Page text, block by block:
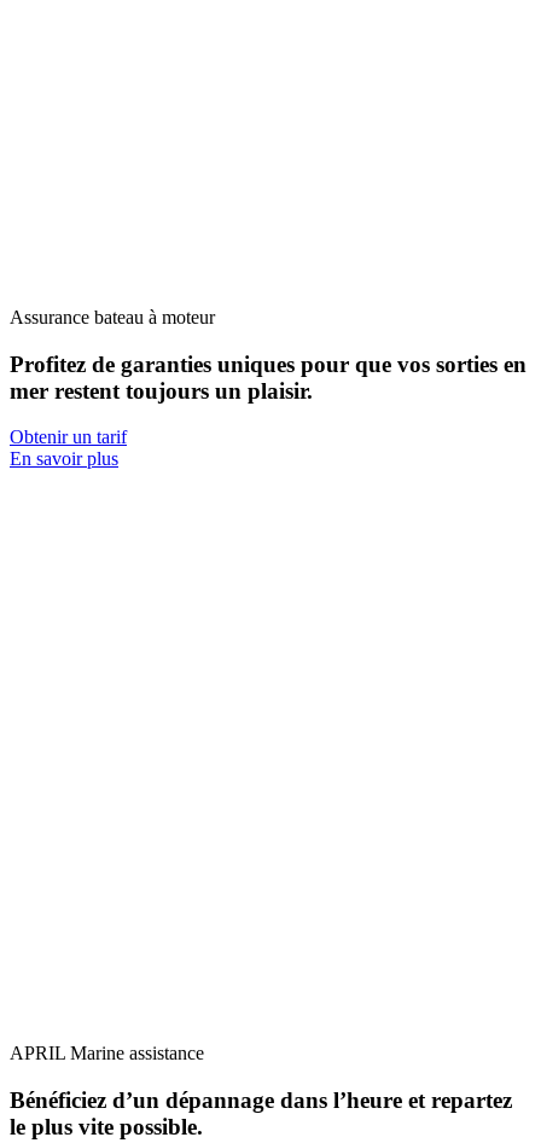
Assurance bateau à moteur
Profitez de garanties uniques pour que vos sorties en
mer restent toujours un plaisir.
Obtenir un tarif
En savoir plus
APRIL Marine assistance
Bénéficiez d’un dépannage dans l’heure et repartez
le plus vite possible.